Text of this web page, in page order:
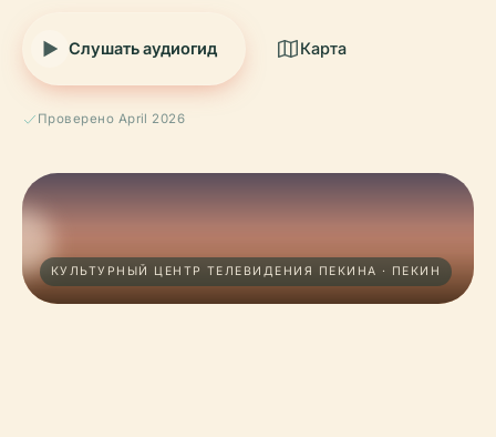
Слушать аудиогид Карта
Проверено April 2026
КУЛЬТУРНЫЙ ЦЕНТР ТЕЛЕВИДЕНИЯ ПЕКИНА · ПЕКИН